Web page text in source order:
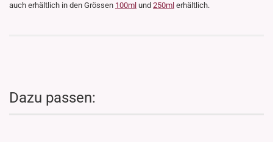
auch erhältlich in den Grössen 100ml und 250ml erhältlich.
Dazu passen: